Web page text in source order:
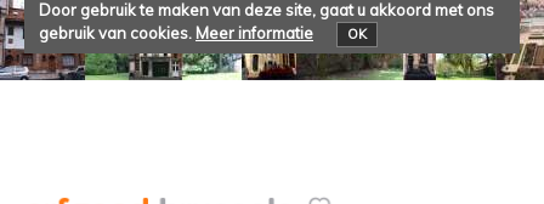
Door gebruik te maken van deze site, gaat u akkoord met ons
gebruik van cookies. Meer informatie OK